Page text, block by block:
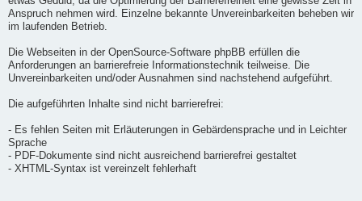
Anspruch nehmen wird. Einzelne bekannte Unvereinbarkeiten beheben wir
im laufenden Betrieb.
Die Webseiten in der OpenSource-Software phpBB erfüllen die
Anforderungen an barrierefreie Informationstechnik teilweise. Die
Unvereinbarkeiten und/oder Ausnahmen sind nachstehend aufgeführt.
Die aufgeführten Inhalte sind nicht barrierefrei:
- Es fehlen Seiten mit Erläuterungen in Gebärdensprache und in Leichter
Sprache
- PDF-Dokumente sind nicht ausreichend barrierefrei gestaltet
- XHTML-Syntax ist vereinzelt fehlerhaft